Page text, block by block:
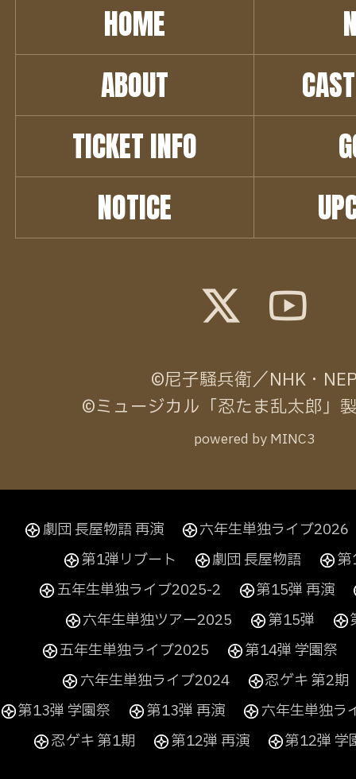
HOME
ABOUT
TICKET INFO
NOTICE
©尼子騒兵衛／NHK・
©ミュージカル「忍たま乱太郎」
powered by MINC3
劇団 長屋物語 再演
六年生単独ライブ2026
第1弾リブート
劇団 長屋物語
第
五年生単独ライブ2025-2
第15弾 再演
六年生単独ツアー2025
第15弾
五年生単独ライブ2025
第14弾 学園祭
六年生単独ライブ2024
忍ゲキ 第2期
第13弾 学園祭
第13弾 再演
六年生単独ラ
忍ゲキ 第1期
第12弾 再演 第12弾 学